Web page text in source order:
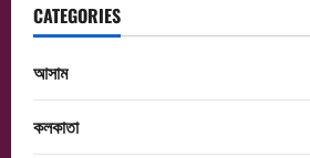
CATEGORIES
আসাম
কলকাতা